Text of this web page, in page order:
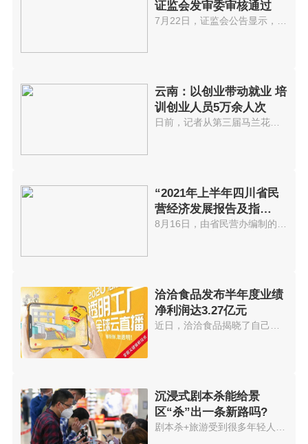
证监会发审委审核通过
云南：以创业带动就业 培
训创业人员5万余人次
日前，记者从第三届马兰花全国创...
“2021年上半年四川省民
营经济发展报告及指
数”出炉
洽洽食品发布半年度业绩
净利润达3.27亿元
沉浸式剧本杀能给景
区“杀”出一条新路吗?